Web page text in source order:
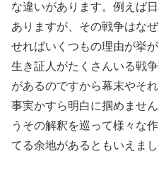
な違いがあります。例えば
ありますが、その戦争はな
せればいくつもの理由が挙
生き証人がたくさんいる戦
があるのですから幕末やそ
事実かすら明白に掴めませ
うその解釈を巡って様々な
てる余地があるともいえまし